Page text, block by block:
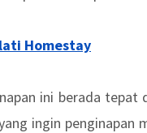
Homestay
ini berada tepat
ingin penginapan